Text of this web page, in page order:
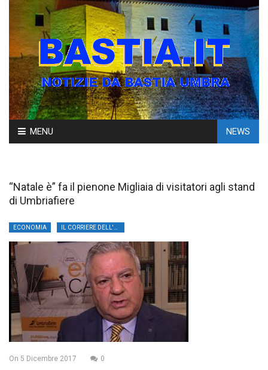
Skip
to
MENU NEWS
“Natale è” fa il pienone Migliaia di visitatori agli stand
di Umbriafiere
ECONOMIA
On 5 Dicembre 2017 0